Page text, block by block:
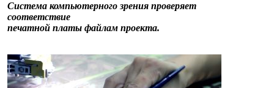
Система компьютерного зрения проверяет
соответствие
печатной платы файлам проекта.